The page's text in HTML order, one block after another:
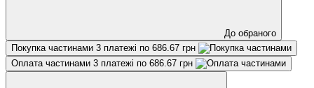
До обраного
Покупка частинами 3 платежі по 686.67 грн
Оплата частинами 3 платежі по 686.67 грн